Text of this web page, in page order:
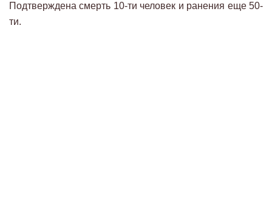
Подтверждена смерть 10-ти человек и ранения еще 50-
ти.